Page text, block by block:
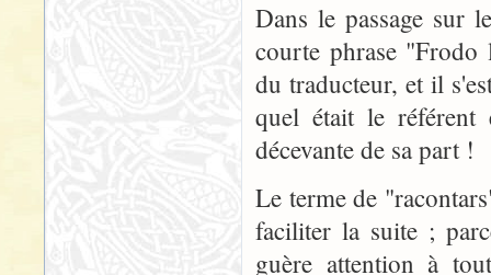
Dans le passage sur
courte phrase "Frodo
du traducteur, et il
quel était le
décevante de sa part !
Le terme de
faciliter la suite ;
guère attention à